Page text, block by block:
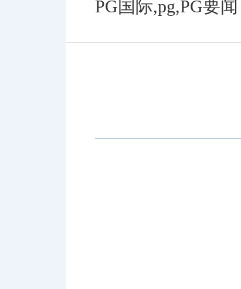
PG国际,pg,PG要闻